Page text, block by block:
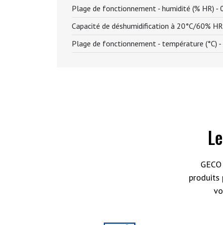
Plage de fonctionnement - humidité (% HR) -
Capacité de déshumidification à 20°C/60%
Plage de fonctionnement - température (°C) -
produits